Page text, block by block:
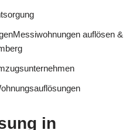
auflösen &
in